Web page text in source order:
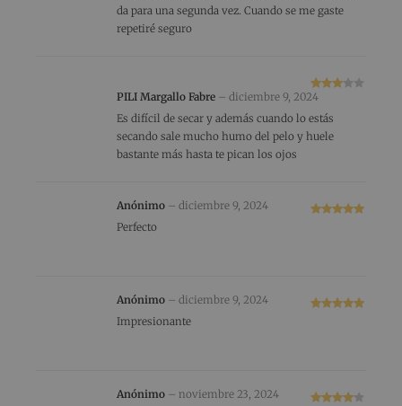
da para una segunda vez. Cuando se me gaste
repetiré seguro
Valorad
o con
de 5
PILI Margallo Fabre – diciembre 9, 2024
Es difícil de secar y además cuando lo estás
secando sale mucho humo del pelo y huele
bastante más hasta te pican los ojos
Anónimo – diciembre 9, 2024
Perfecto
Anónimo – diciembre 9, 2024
Impresionante
Anónimo – noviembre 23, 2024